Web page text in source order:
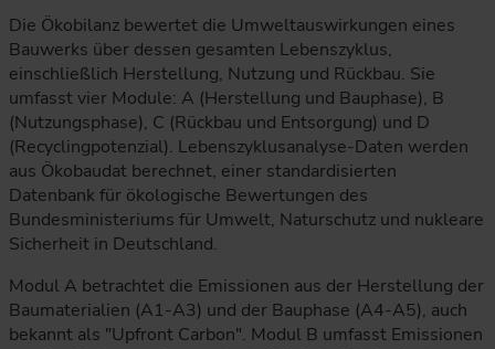
Die Ökobilanz bewertet die Umweltauswirkungen eines
Bauwerks über dessen gesamten Lebenszyklus,
einschließlich Herstellung, Nutzung und Rückbau. Sie
umfasst vier Module: A (Herstellung und Bauphase), B
(Nutzungsphase), C (Rückbau und Entsorgung) und D
(Recyclingpotenzial). Lebenszyklusanalyse-Daten werden
aus Ökobaudat berechnet, einer standardisierten
Datenbank für ökologische Bewertungen des
Bundesministeriums für Umwelt, Naturschutz und nukleare
Sicherheit in Deutschland.
Modul A betrachtet die Emissionen aus der Herstellung der
Baumaterialien (A1-A3) und der Bauphase (A4-A5), auch
bekannt als "Upfront Carbon". Modul B umfasst Emissionen